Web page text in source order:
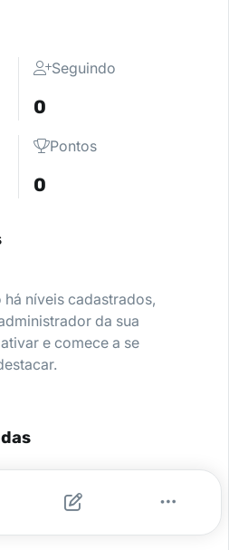
Seguindo
0
Pontos
0
há níveis cadastrados,
da sua
e comece a se
encontrada